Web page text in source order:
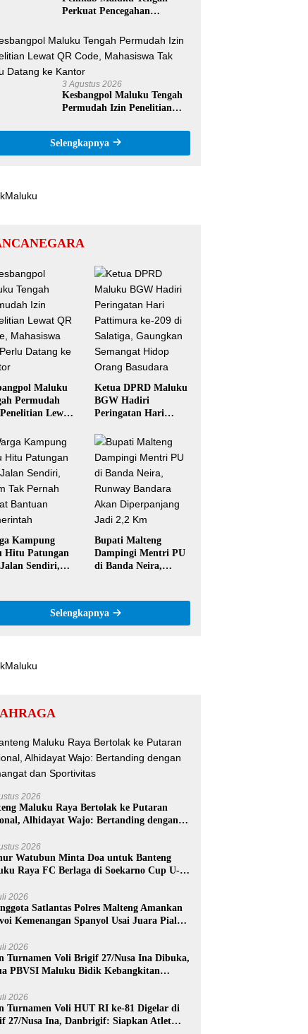
Perkuat Pencegahan
Lawalata Tekankan Tata
Kelola Bersih
3 Agustus 2026
Kesbangpol Maluku Tengah
Permudah Izin Penelitian
Tak Perlu Datang ke Kantor
Selengkapnya
Maluku
Permudah
Lewat
Datang ke
Ketua DPRD Maluku
BGW Hadiri
Peringatan Hari
Salatiga, Gaungkan
Orang Basudara
Kampung
Hitu Patungan
Sendiri,
Bupati Malteng
Dampingi Mentri PU
di Banda Neira,
Jadi 2,2 Km
Selengkapnya
2026
Maluku Raya Bertolak ke Putaran
Alhidayat Wajo: Bertanding dengan
2026
Watubun Minta Doa untuk Banteng
Raya FC Berlaga di Soekarno Cup U-17
2026
Satlantas Polres Malteng Amankan
Kemenangan Spanyol Usai Juara Piala
2026
Turnamen Voli Brigif 27/Nusa Ina Dibuka,
PBVSI Maluku Bidik Kebangkitan
2026
Turnamen Voli HUT RI ke-81 Digelar di
27/Nusa Ina, Danbrigif: Siapkan Atlet